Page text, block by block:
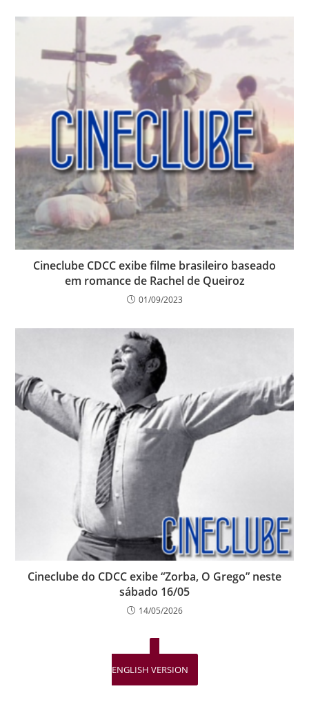
Cineclube CDCC exibe filme brasileiro baseado
em romance de Rachel de Queiroz
01/09/2023
Cineclube do CDCC exibe “Zorba, O Grego” neste
sábado 16/05
14/05/2026
ENGLISH VERSION